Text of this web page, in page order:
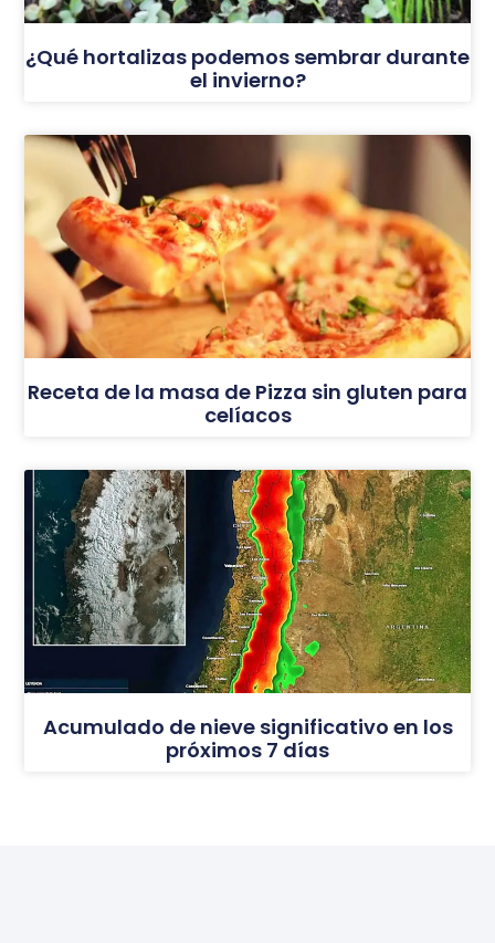
¿Qué hortalizas podemos sembrar durante
el invierno?
Receta de la masa de Pizza sin gluten para
celíacos
Acumulado de nieve significativo en los
próximos 7 días